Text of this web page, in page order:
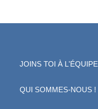
JOINS TOI À L'ÉQUIPE
QUI SOMMES-NOUS !